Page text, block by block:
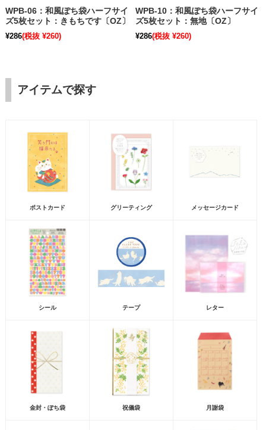
WPB-06：和風ぽち袋ハーフサイ
ズ5枚セット：きもちです〔OZ〕
¥286(税抜 ¥260)
WPB-10：和風ぽち袋ハーフサイ
ズ5枚セット：無地〔OZ〕
¥286(税抜 ¥260)
アイテムで探す
ポストカード グリーティング メッセージカード
シール テープ レター
金封・ぽち袋 祝儀袋 月謝袋